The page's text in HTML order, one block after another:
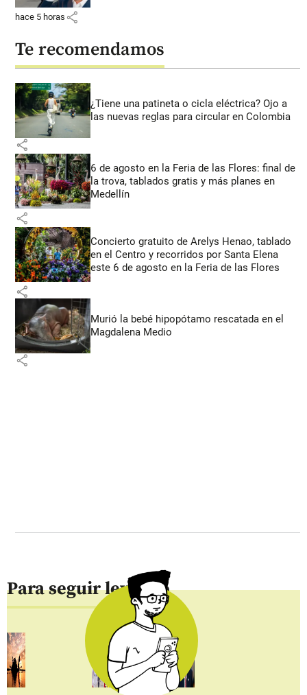
hace 5 horas share
Te recomendamos
¿Tiene una patineta o cicla eléctrica? Ojo a
las nuevas reglas para circular en Colombia
share
6 de agosto en la Feria de las Flores: final de
la trova, tablados gratis y más planes en
Medellín
share
Concierto gratuito de Arelys Henao, tablado
en el Centro y recorridos por Santa Elena
este 6 de agosto en la Feria de las Flores
share
Murió la bebé hipopótamo rescatada en el
Magdalena Medio
share
Para seguir leyendo